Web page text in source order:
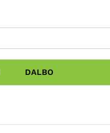
DALBO